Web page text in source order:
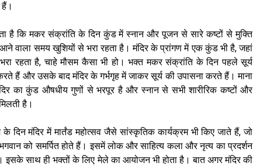
है कि मकर संक्रांति के दिन कुंड में स्नान और पूजन से सारे कष्टों से मुक्ति
वाला समय खुशियों से भरा रहता है। मंदिर के प्रांगण में एक कुंड भी है, जहां
रहता है, चाहे मौसम कैसा भी हो। भक्त मकर संक्रांति के दिन पहले सूर्य
हैं और उसके बाद मंदिर के गर्भगृह में जाकर सूर्य की उपासना करते हैं। माना
का कुंड औषधीय गुणों से भरपूर है और स्नान से सभी शारीरिक कष्टों और
है।
दिन मंदिर में मार्तंड महोत्सव जैसे सांस्कृतिक कार्यक्रम भी किए जाते हैं, जो
को समर्पित होते हैं। इसमें लोक और साहित्य कला और नृत्य का प्रदर्शन
इसके साथ ही भक्तों के लिए मेले का आयोजन भी होता है। बात अगर मंदिर की